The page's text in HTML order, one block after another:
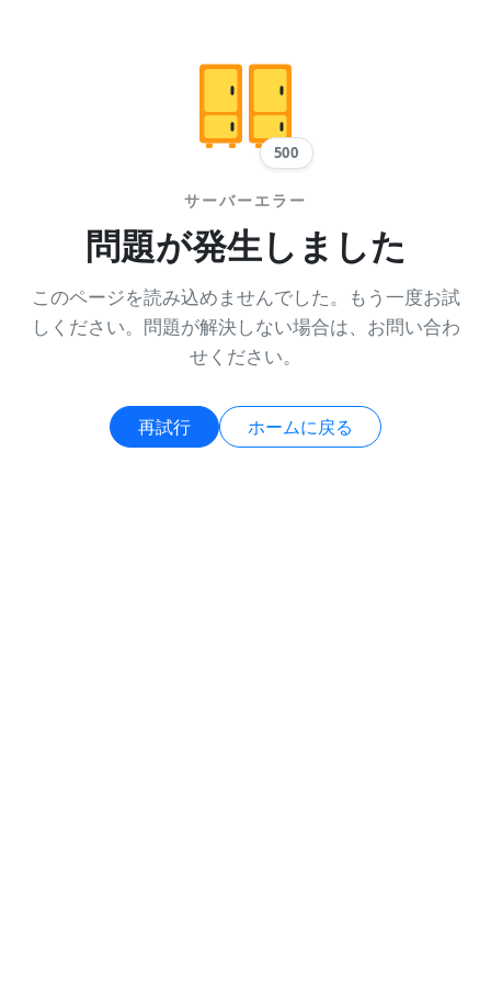
500
サーバーエラー
問題が発生しました
このページを読み込めませんでした。もう一度お試
しください。問題が解決しない場合は、お問い合わ
せください。
再試行 ホームに戻る